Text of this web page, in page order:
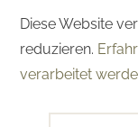
Diese Website
reduzieren.
verarbeitet